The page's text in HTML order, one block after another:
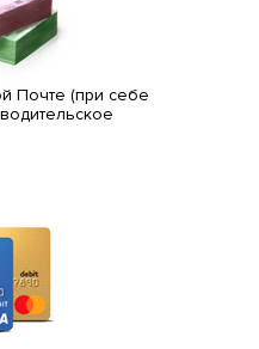
Почте (при себе